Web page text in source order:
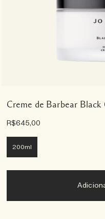
Creme de Barbear Black
R$645,00
200ml